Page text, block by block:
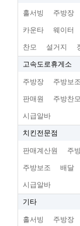
홀서빙 주방장
카운타 웨이터
찬모 설거지
고속도로휴게소
주방장 주방보조
판매원 주방찬모
시급알바
치킨전문점
판매계산원 주
주방보조 배달
시급알바
기타
홀서빙 주방장